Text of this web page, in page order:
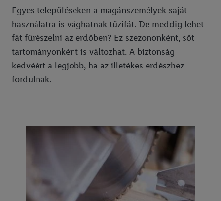
Egyes településeken a magánszemélyek saját
használatra is vághatnak tűzifát. De meddig lehet
fát fűrészelni az erdőben? Ez szezononként, sőt
tartományonként is változhat. A biztonság
kedvéért a legjobb, ha az illetékes erdészhez
fordulnak.